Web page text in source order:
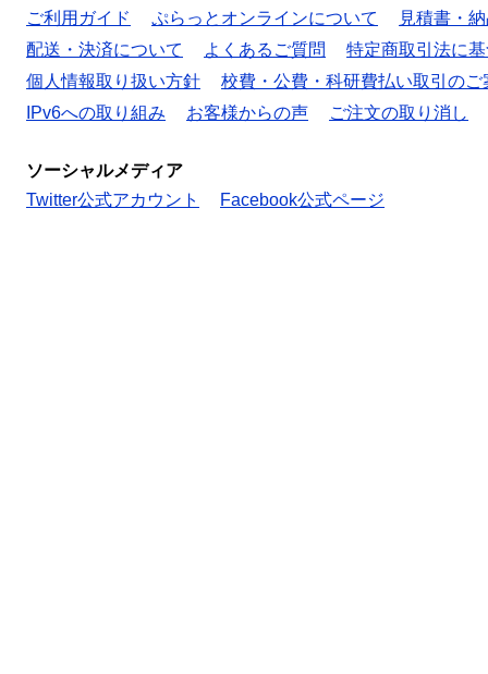
ご利用ガイド ぷらっとオンラインについて
見積書・
配送・決済について
よくあるご質問
特定商取引法に
個人情報取り扱い方針
校費・公費・科研費払い取引のご
IPv6への取り組み
お客様からの声 ご注文の取り消し
ソーシャルメディア
Twitter公式アカウント
Facebook公式ページ